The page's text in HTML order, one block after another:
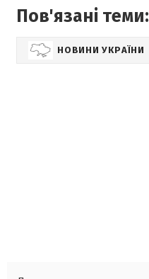
Пов'язані теми:
НОВИНИ УКРАЇНИ